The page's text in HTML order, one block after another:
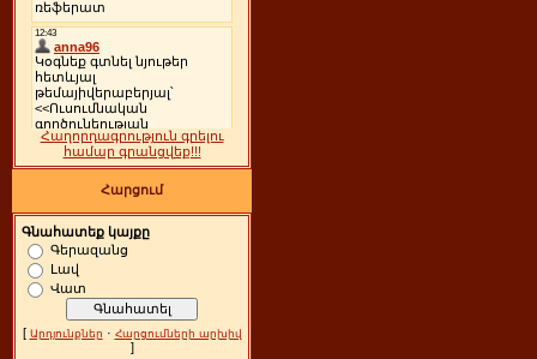
Հաղորդագրություն գրելու
համար գրանցվեք!!!
Հարցում
Գնահատեք կայքը
Գերազանց
Լավ
Վատ
[ Արդյունքներ · Հարցումների արխիվ
]